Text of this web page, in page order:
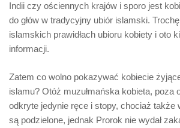
Indii czy ościennych krajów i sporo jest
do głów w tradycyjny ubiór islamski.
islamskich prawidłach ubioru kobiety i oto
informacji.
Zatem co wolno pokazywać kobiecie
islamu? Otóż muzułmańska kobieta, poza
odkryte jedynie ręce i stopy, chociaż także
są podzielone, jednak Prorok nie wydał